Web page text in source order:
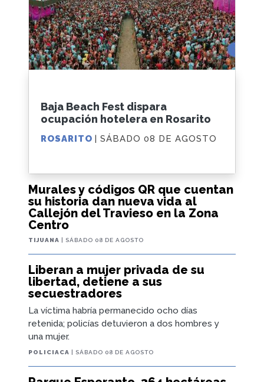
Murales y códigos QR que cuentan
su historia dan nueva vida al
Callejón del Travieso en la Zona
Centro
TIJUANA | SÁBADO 08 DE AGOSTO
Liberan a mujer privada de su
libertad, detiene a sus
secuestradores
La víctima habría permanecido ocho días
retenida; policías detuvieron a dos hombres y
una mujer.
POLICIACA | SÁBADO 08 DE AGOSTO
Baja Beach Fest dispara
ocupación hotelera en Rosarito
ROSARITO | SÁBADO 08 DE AGOSTO